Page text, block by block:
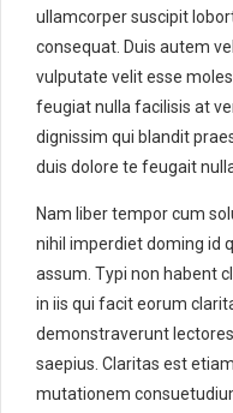
ullamcorper suscipit
consequat. Duis autem
vulputate velit esse
feugiat nulla facilisis at
dignissim qui blandit
duis dolore te feugait
Nam liber tempor cum
nihil imperdiet doming id
assum. Typi non habent
in iis qui facit eorum
demonstraverunt
saepius. Claritas est
mutationem